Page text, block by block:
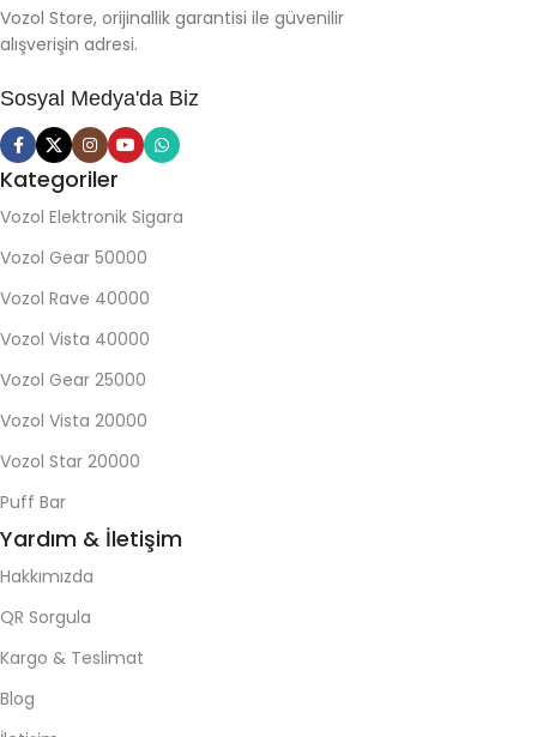
Vozol Store, orijinallik garantisi ile güvenilir
alışverişin adresi.
Sosyal Medya'da Biz
Kategoriler
Vozol Elektronik Sigara
Vozol Gear 50000
Vozol Rave 40000
Vozol Vista 40000
Vozol Gear 25000
Vozol Vista 20000
Vozol Star 20000
Puff Bar
Yardım & İletişim
Hakkımızda
QR Sorgula
Kargo & Teslimat
Blog